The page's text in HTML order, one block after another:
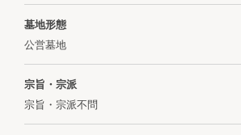
墓地形態
公営墓地
宗旨・宗派
宗旨・宗派不問